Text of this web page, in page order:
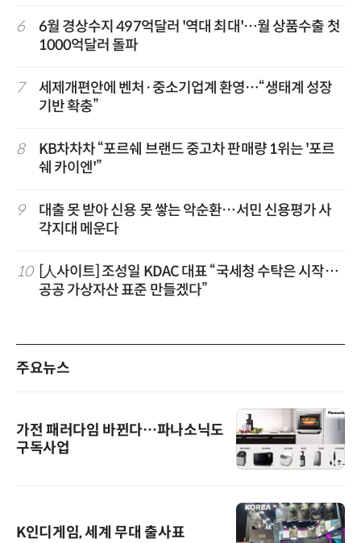
6
6월 경상수지 497억달러 '역대 최대'…월 상품수출 첫
1000억달러 돌파
7
세제개편안에 벤처·중소기업계 환영…“생태계 성장
기반 확충”
8
KB차차차 “포르쉐 브랜드 중고차 판매량 1위는 '포르
쉐 카이엔'”
9
대출 못 받아 신용 못 쌓는 악순환…서민 신용평가 사
각지대 메운다
10
[人사이트] 조성일 KDAC 대표 “국세청 수탁은 시작…
공공 가상자산 표준 만들겠다”
주요뉴스
가전 패러다임 바뀐다…파나소닉도
구독사업
K인디게임, 세계 무대 출사표